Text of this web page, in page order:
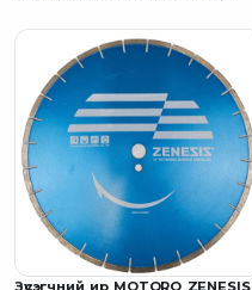
Зүсэгчний ир MOTORO ZENESIS